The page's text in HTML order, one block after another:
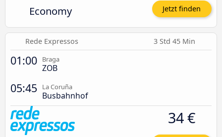
Economy Jetzt finden
Rede Expressos 3 Std 45 Min
01:00 Braga
ZOB
05:45 La Coruña
Busbahnhof
34 €